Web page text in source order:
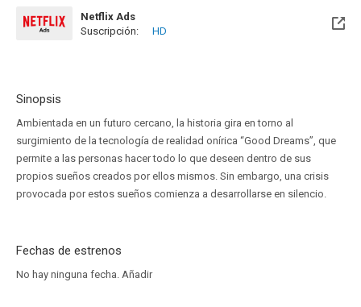
Netflix Ads
Suscripción:
HD
Sinopsis
Ambientada en un futuro cercano, la historia gira en torno al
surgimiento de la tecnología de realidad onírica “Good Dreams”, que
permite a las personas hacer todo lo que deseen dentro de sus
propios sueños creados por ellos mismos. Sin embargo, una crisis
provocada por estos sueños comienza a desarrollarse en silencio.
Fechas de estrenos
No hay ninguna fecha. Añadir